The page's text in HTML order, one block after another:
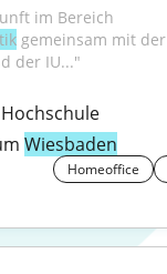
gemeinsam mit der
der IU..."
Wiesbaden
Homeoffice